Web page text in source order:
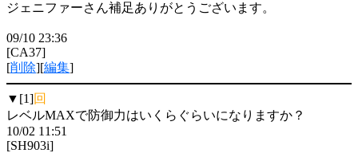
ジェニファーさん補足ありがとうございます。
09/10 23:36
[CA37]
[削除][編集]
▼[1]回
レベルMAXで防御力はいくらぐらいになりますか？
10/02 11:51
[SH903i]